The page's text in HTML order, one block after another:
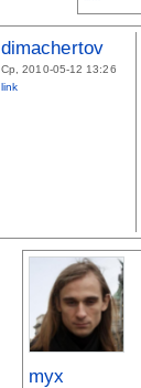
dimachertov
Ср, 2010-05-12 13:26
link
myx